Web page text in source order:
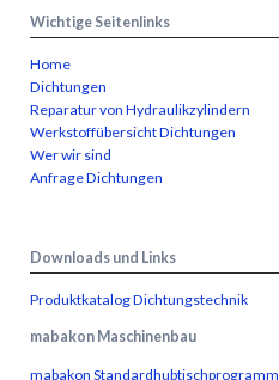
Wichtige Seitenlinks
Home
Dichtungen
Reparatur von Hydraulikzylindern
Werkstoffübersicht Dichtungen
Wer wir sind
Anfrage Dichtungen
Downloads und Links
Produktkatalog Dichtungstechnik
mabakon Maschinenbau
mabakon Standardhubtischprogramm